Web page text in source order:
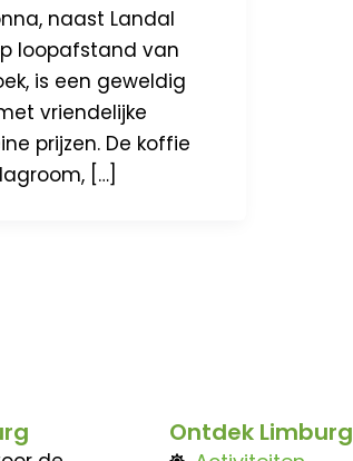
naast Landal
loopafstand van
is een geweldig
vriendelijke
prijzen. De koffie
[…]
Ontdek Limburg